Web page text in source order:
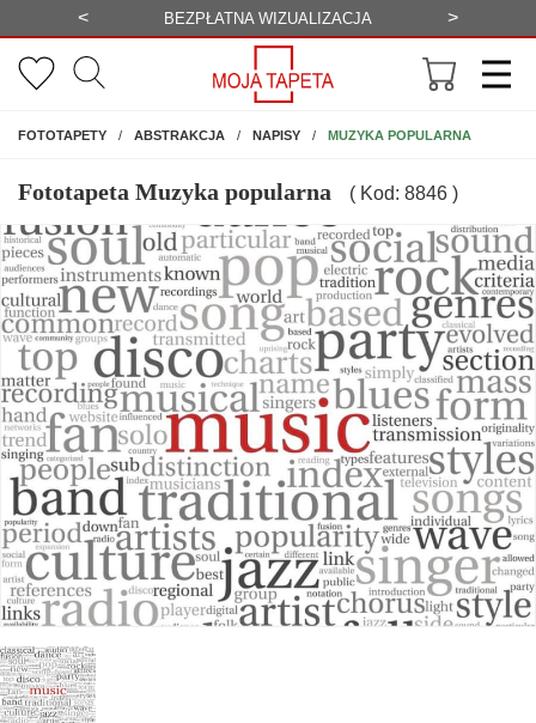
< BEZPŁATNA WIZUALIZACJA >
FOTOTAPETYNA ŚCIANĘ
ABSTRAKCJA NAPISY MUZYKA POPULARNA
Fototapeta Muzyka popularna ( Kod: 8846 )